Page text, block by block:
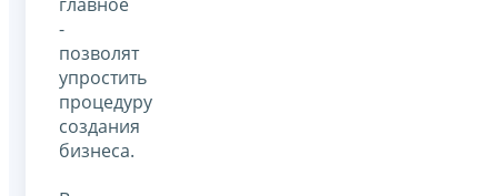
-
позволят
упростить
процедуру
создания
бизнеса.